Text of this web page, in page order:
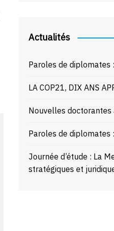
Actualités
Paroles de diplomates
LA COP21, DIX ANS
Nouvelles doctorantes
Paroles de diplomates
Journée d’étude : La
stratégiques et